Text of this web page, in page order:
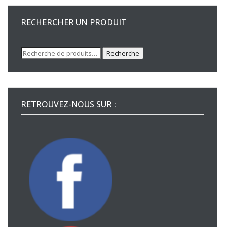
RECHERCHER UN PRODUIT
Recherche
pour :
Recherche
RETROUVEZ-NOUS SUR :